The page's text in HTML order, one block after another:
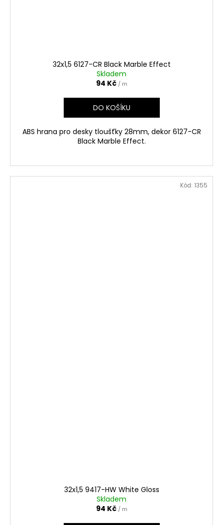
32x1,5 6127-CR Black Marble Effect
Skladem
94 Kč / m
DO KOŠÍKU
ABS hrana pro desky tloušťky 28mm, dekor 6127-CR
Black Marble Effect.
32x1,5 9417-HW White Gloss
Skladem
94 Kč / m
Kód: 1355